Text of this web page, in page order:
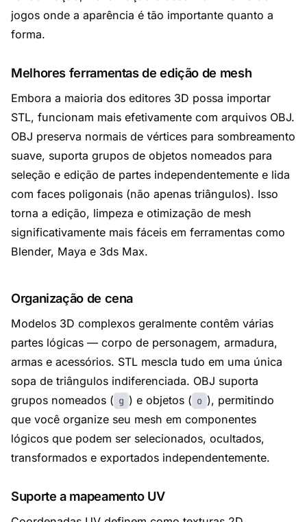
jogos onde a aparência é tão importante quanto a
forma.
Melhores ferramentas de edição de mesh
Embora a maioria dos editores 3D possa importar
STL, funcionam mais efetivamente com arquivos OBJ.
OBJ preserva normais de vértices para sombreamento
suave, suporta grupos de objetos nomeados para
seleção e edição de partes independentemente e lida
com faces poligonais (não apenas triângulos). Isso
torna a edição, limpeza e otimização de mesh
significativamente mais fáceis em ferramentas como
Blender, Maya e 3ds Max.
Organização de cena
Modelos 3D complexos geralmente contêm várias
partes lógicas — corpo de personagem, armadura,
armas e acessórios. STL mescla tudo em uma única
sopa de triângulos indiferenciada. OBJ suporta
grupos nomeados ( g ) e objetos ( o ), permitindo
que você organize seu mesh em componentes
lógicos que podem ser selecionados, ocultados,
transformados e exportados independentemente.
Suporte a mapeamento UV